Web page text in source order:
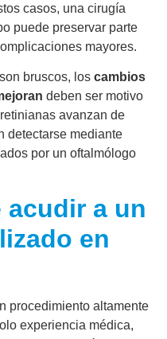
casos, una cirugía
puede preservar parte
mayores.
bruscos, los cambios
deben ser motivo
avanzan de
detectarse mediante
por un oftalmólogo
acudir a un
en
procedimiento altamente
experiencia médica,